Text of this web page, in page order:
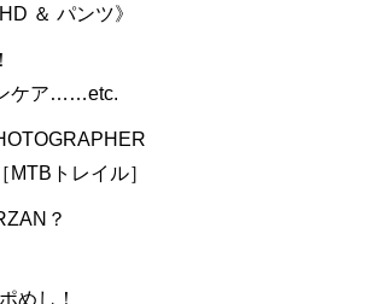
＆ パンツ》
ケア……etc.
MTBトレイル］
？
めし！